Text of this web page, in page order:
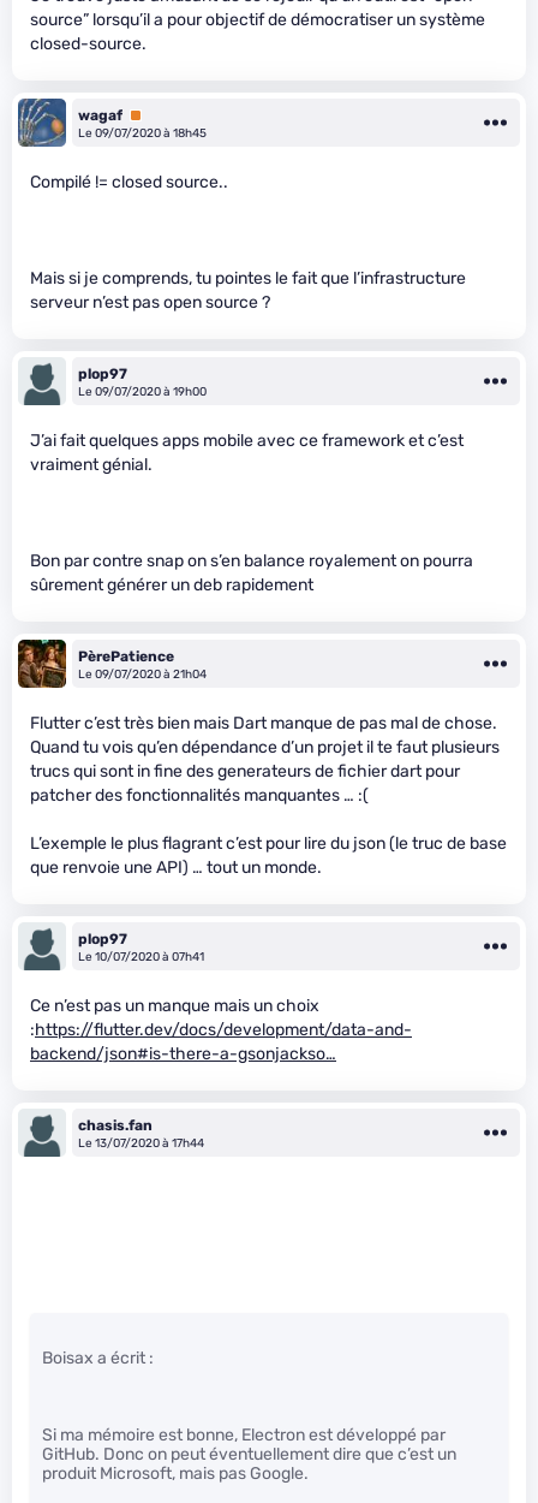
source” lorsqu’il a pour objectif de démocratiser un système
closed-source.
wagaf Premium
Le 09/07/2020 à 18h45
Compilé != closed source..
Mais si je comprends, tu pointes le fait que l’infrastructure
serveur n’est pas open source ?
plop97
Le 09/07/2020 à 19h00
J’ai fait quelques apps mobile avec ce framework et c’est
vraiment génial.
Bon par contre snap on s’en balance royalement on pourra
sûrement générer un deb rapidement
PèrePatience
Le 09/07/2020 à 21h04
Flutter c’est très bien mais Dart manque de pas mal de chose.
Quand tu vois qu’en dépendance d’un projet il te faut plusieurs
trucs qui sont in fine des generateurs de fichier dart pour
patcher des fonctionnalités manquantes … :(
L’exemple le plus flagrant c’est pour lire du json (le truc de base
que renvoie une API) … tout un monde.
plop97
Le 10/07/2020 à 07h41
Ce n’est pas un manque mais un choix
:https://flutter.dev/docs/development/data-and-
backend/json#is-there-a-gsonjackso…
chasis.fan
Le 13/07/2020 à 17h44
Boisax a écrit :
Si ma mémoire est bonne, Electron est développé par
GitHub. Donc on peut éventuellement dire que c’est un
produit Microsoft, mais pas Google.